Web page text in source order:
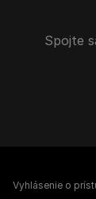
Spojte
Vyhlásenie o